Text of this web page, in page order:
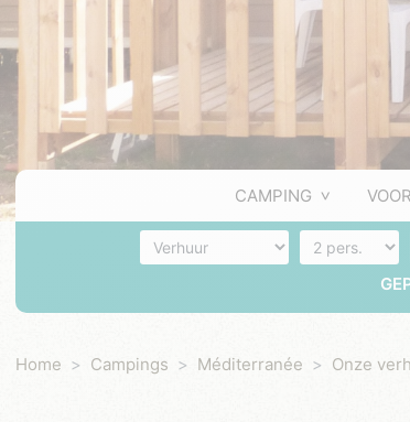
CAMPING
Accommodatie Aantal
Home Campings Méditerranée Onze